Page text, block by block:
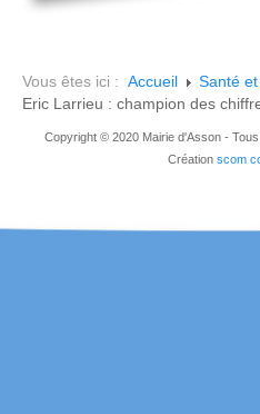
Vous êtes ici : Accueil
Santé
Eric Larrieu : champion des
Copyright © 2020 Mairie d'Asson -
Création scom